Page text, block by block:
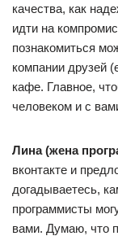
качества, как
идти на
познакомиться
компании друзей
кафе. Главное,
человеком и с
Лина (жена
вконтакте и
догадываетесь,
программисты
вами. Думаю, что